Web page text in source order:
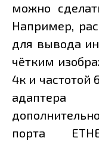
можно
Например,
для вывода
чётким
4к и частотой
порта